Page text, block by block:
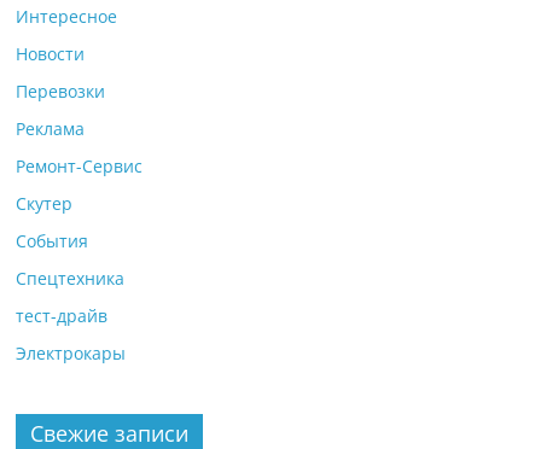
Интересное
Новости
Перевозки
Реклама
Ремонт-Сервис
Скутер
События
Спецтехника
тест-драйв
Электрокары
Свежие записи